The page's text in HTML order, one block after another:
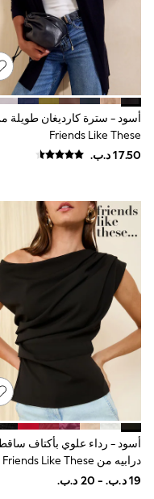
Polo Shirts
Sweatshirts
Cardigans
Coats & Jackets
Underwear
Socks & Tights
Multipacks
& Swimwear
Trainers & Pumps
Tops
Joggers
adidas
Nike
Shop All
Shoes
Coats & Jackets
& Accessories
Polo Shirts
Shop all
Coats & Jackets
Polo Shirts
Blue
Black
White
Grey
Green
Red
أسود - سترة كارديغان طويلة
Friends Like These
أسود - رداء علوي بأكتاف
درابيه من Friends Like These